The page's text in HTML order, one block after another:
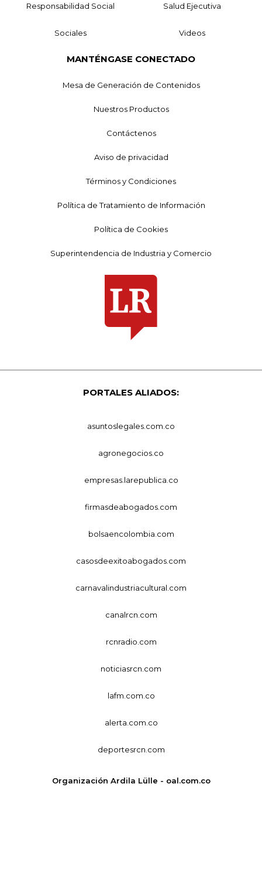
Responsabilidad Social Salud Ejecutiva
Sociales Videos
MANTÉNGASE CONECTADO
Mesa de Generación de Contenidos
Nuestros Productos
Contáctenos
Aviso de privacidad
Términos y Condiciones
Política de Tratamiento de Información
Política de Cookies
Superintendencia de Industria y Comercio
PORTALES ALIADOS:
asuntoslegales.com.co
agronegocios.co
empresas.larepublica.co
firmasdeabogados.com
bolsaencolombia.com
casosdeexitoabogados.com
carnavalindustriacultural.com
canalrcn.com
rcnradio.com
noticiasrcn.com
lafm.com.co
alerta.com.co
deportesrcn.com
Organización Ardila Lülle - oal.com.co